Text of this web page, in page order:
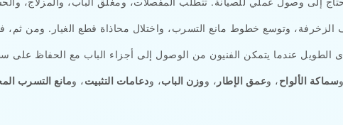
سماكة الألواح، وعمق الإطار ، ووزن الباب، ودعامات التثبيت، ومانع التسرب